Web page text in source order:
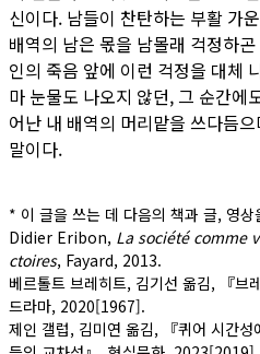
신이다. 남들이 찬탄하는 부활 가
배역의 남은 몫을 남몰래 걱정하
인의 죽음 앞에 이런 걱정을 대체
마 눈물도 나오지 않던, 그 순간에
어난 내 배역의 머리맡을 쓰다듬
말이다.
* 이 글을 쓰는 데 다음의 책과 글, 영상
Didier Eribon, La société comme
ctoires, Fayard, 2013.
베르톨트 브레히트, 김기선 옮김, 『브
드라마, 2020[1967].
제인 갤럽, 김미연 옮김, 『퀴어 시간